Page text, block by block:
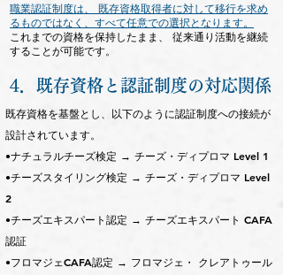
職業認証制度は、 既存資格取得者に対して移行を求め
るものではなく、すべて任意での選択となります。
これまでの資格を保持したまま、 従来通り活動を継続
することが可能です。
4．既存資格と認証制度の対応関係
既存資格を基盤とし、以下のように認証制度への接続が
設計されています。
•ナチュラルチーズ検定 → チーズ・ディプロマ Level 1
•チーズスタイリング検定 → チーズ・ディプロマ Level
2
•チーズエキスパート認定 → チーズエキスパート CAFA
認証
•フロマジェCAFA認定 → フロマジェ・
クレアトゥール